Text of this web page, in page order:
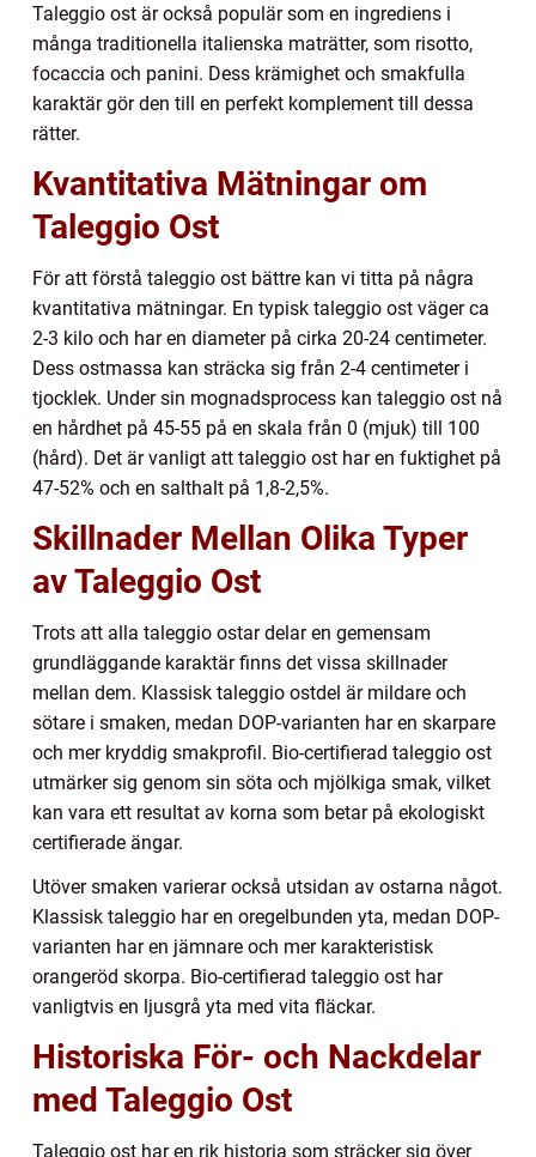
Taleggio ost är också populär som en ingrediens i
många traditionella italienska maträtter, som risotto,
focaccia och panini. Dess krämighet och smakfulla
karaktär gör den till en perfekt komplement till dessa
rätter.
Kvantitativa Mätningar om
Taleggio Ost
För att förstå taleggio ost bättre kan vi titta på några
kvantitativa mätningar. En typisk taleggio ost väger ca
2-3 kilo och har en diameter på cirka 20-24 centimeter.
Dess ostmassa kan sträcka sig från 2-4 centimeter i
tjocklek. Under sin mognadsprocess kan taleggio ost nå
en hårdhet på 45-55 på en skala från 0 (mjuk) till 100
(hård). Det är vanligt att taleggio ost har en fuktighet på
47-52% och en salthalt på 1,8-2,5%.
Skillnader Mellan Olika Typer
av Taleggio Ost
Trots att alla taleggio ostar delar en gemensam
grundläggande karaktär finns det vissa skillnader
mellan dem. Klassisk taleggio ostdel är mildare och
sötare i smaken, medan DOP-varianten har en skarpare
och mer kryddig smakprofil. Bio-certifierad taleggio ost
utmärker sig genom sin söta och mjölkiga smak, vilket
kan vara ett resultat av korna som betar på ekologiskt
certifierade ängar.
Utöver smaken varierar också utsidan av ostarna något.
Klassisk taleggio har en oregelbunden yta, medan DOP-
varianten har en jämnare och mer karakteristisk
orangeröd skorpa. Bio-certifierad taleggio ost har
vanligtvis en ljusgrå yta med vita fläckar.
Historiska För- och Nackdelar
med Taleggio Ost
Taleggio ost har en rik historia som sträcker sig över